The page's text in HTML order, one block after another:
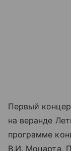
Первый
на веранде
программе
В.И. Моцарта,